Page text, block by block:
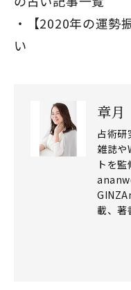
【2020年の運
い
章
占術研
雑誌や
トを
載、著